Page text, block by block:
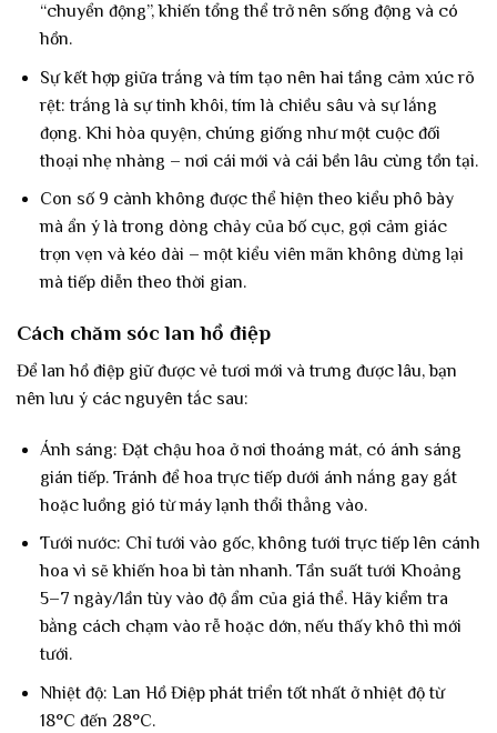
“chuyển động”, khiến tổng thể trở nên sống động và có
hồn.
Sự kết hợp giữa trắng và tím tạo nên hai tầng cảm xúc rõ
rệt: trắng là sự tinh khôi, tím là chiều sâu và sự lắng
đọng. Khi hòa quyện, chúng giống như một cuộc đối
thoại nhẹ nhàng – nơi cái mới và cái bền lâu cùng tồn tại.
Con số 9 cành không được thể hiện theo kiểu phô bày
mà ẩn ý là trong dòng chảy của bố cục, gợi cảm giác
trọn vẹn và kéo dài – một kiểu viên mãn không dừng lại
mà tiếp diễn theo thời gian.
Cách chăm sóc lan hồ điệp
Để lan hồ điệp giữ được vẻ tươi mới và trưng được lâu, bạn
nên lưu ý các nguyên tắc sau:
Ánh sáng: Đặt chậu hoa ở nơi thoáng mát, có ánh sáng
gián tiếp. Tránh để hoa trực tiếp dưới ánh nắng gay gắt
hoặc luồng gió từ máy lạnh thổi thẳng vào.
Tưới nước: Chỉ tưới vào gốc, không tưới trực tiếp lên cánh
hoa vì sẽ khiến hoa bì tàn nhanh. Tần suất tưới Khoảng
5–7 ngày/lần tùy vào độ ẩm của giá thể. Hãy kiểm tra
bằng cách chạm vào rễ hoặc dớn, nếu thấy khô thì mới
tưới.
Nhiệt độ: Lan Hồ Điệp phát triển tốt nhất ở nhiệt độ từ
18°C đến 28°C.